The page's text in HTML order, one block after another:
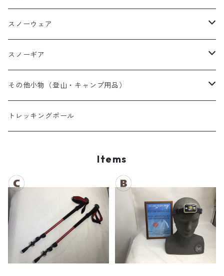
ツーリングテント
テントその他
キッズ登山靴
レディースザック
キッズザック
オールシーズンシュラフ
３シーズンシュラフ
夏用シュラフ
マット・その他
スノーウェア
メンズスノーウェア
レディーススノーウェア
キッズスノーウェア
スノーギア
スノーブーツ
スノーゴーグル
その他小物（登山・キャンプ用品）
帽子
トレッキングポール
Items